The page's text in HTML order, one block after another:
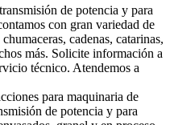
de potencia y para
con gran variedad de
cadenas, catarinas,
más. Solicite información a
técnico. Atendemos a
para maquinaria de
de potencia y para